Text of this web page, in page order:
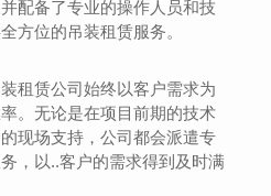
配备了专业的操作人员和技
方位的吊装租赁服务。
租赁公司始终以客户需求为
。无论是在项目前期的技术
现场支持，公司都会派遣专
，以..客户的需求得到及时满